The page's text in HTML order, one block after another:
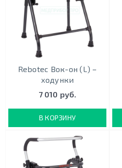
Rebotec Вок-он (L) –
ходунки
7 010 руб.
В КОРЗИНУ